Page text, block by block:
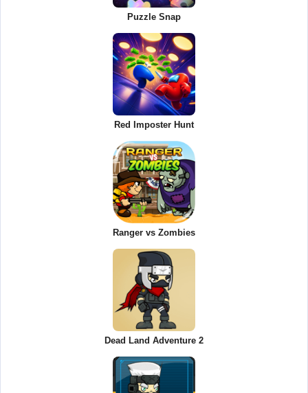
Puzzle Snap
Red Imposter Hunt
Ranger vs Zombies
Dead Land Adventure 2